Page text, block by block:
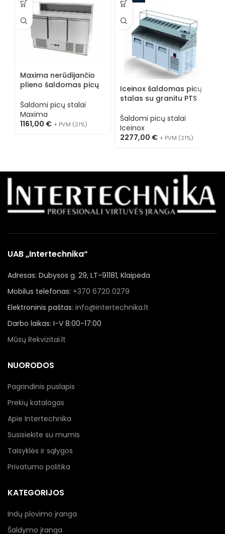
Maxima nerūdijančio
plieno šaldomas picų
Šaldomi picų stalai
Maxima
1161,00 € + PVM (21%)
Iceinox šaldomas picų
stalas su granitu PTS
Šaldomi picų stalai
Iceinox
2277,00 € + PVM (21%)
UAB „Intertechnika“
Adresas: Dubysos g. 29, LT-91181, Klaipėda
Mobilus telefonas: +370 6720 0279
Elektroninis paštas: info@intertechnika.lt
Darbo laikas: I-V 8:00-17:00
Mūsų Rekvizitai.lt
NUORODOS
Pagrindinis puslapis
Prekių katalogas
Apie Intertechnika
Susisiekite su mumis
Taisyklės ir sąlygos
Privatumo politika
KATEGORIJOS
Indų plovimo įranga
Šaldymo įranga